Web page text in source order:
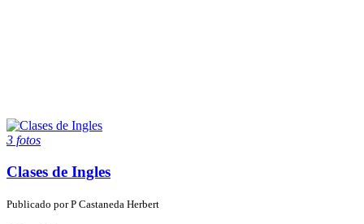
3 fotos
Clases de Ingles
Publicado porP Castaneda Herbert